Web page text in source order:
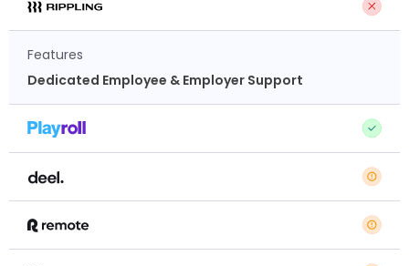
Features
Dedicated Employee & Employer Support